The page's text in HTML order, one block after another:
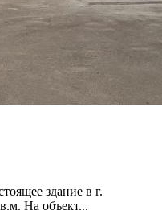
здание в г.
На объект...